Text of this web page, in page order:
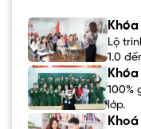
Lộ
1.0
Khóa
100%
lớp.